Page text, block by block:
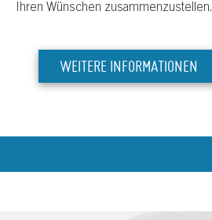
Ihren Wünschen zusammenzustellen.
WEITERE INFORMATIONEN